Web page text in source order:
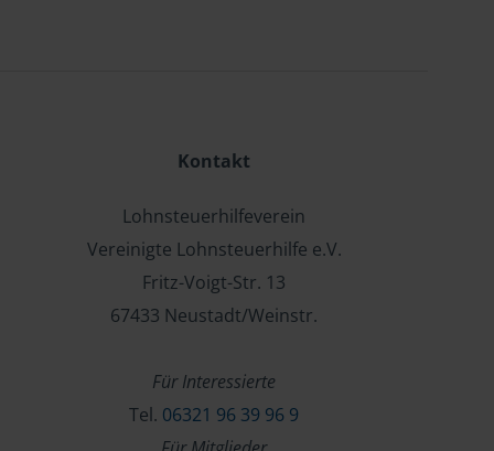
Kontakt
Lohnsteuerhilfeverein
Vereinigte Lohnsteuerhilfe e.V.
Fritz-Voigt-Str. 13
67433 Neustadt/Weinstr.
Für Interessierte
Tel. 06321 96 39 96 9